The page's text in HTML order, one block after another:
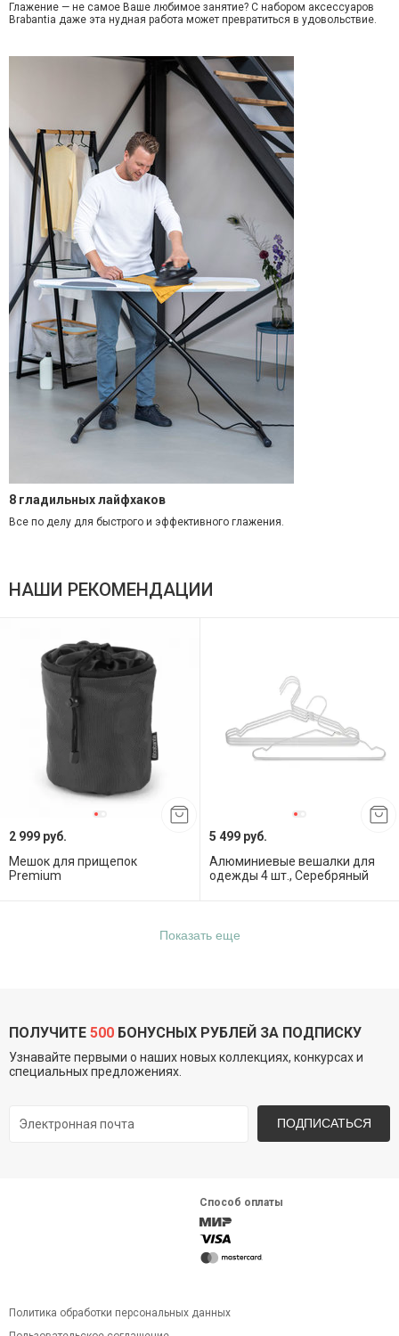
Глажение — не самое Ваше любимое занятие? С набором аксессуаров
Brabantia даже эта нудная работа может превратиться в удовольствие.
8 гладильных лайфхаков
Все по делу для быстрого и эффективного глажения.
НАШИ РЕКОМЕНДАЦИИ
2 999 руб.
Мешок для прищепок
Premium
5 499 руб.
Алюминиевые вешалки для
одежды 4 шт., Серебряный
Показать еще
ПОЛУЧИТЕ 500 БОНУСНЫХ РУБЛЕЙ ЗА ПОДПИСКУ
Узнавайте первыми о наших новых коллекциях, конкурсах и
специальных предложениях.
ПОДПИСАТЬСЯ
Способ оплаты
Политика обработки персональных данных